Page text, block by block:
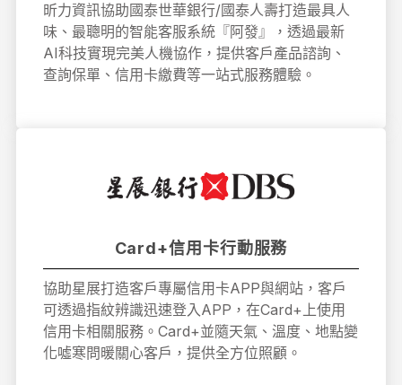
昕力資訊協助國泰世華銀行/國泰人壽打造最具人
味、最聰明的智能客服系統『阿發』，透過最新
AI科技實現完美人機協作，提供客戶產品諮詢、
查詢保單、信用卡繳費等一站式服務體驗。
Card+信用卡行動服務
協助星展打造客戶專屬信用卡APP與網站，客戶
可透過指紋辨識迅速登入APP，在Card+上使用
信用卡相關服務。Card+並隨天氣、溫度、地點變
化噓寒問暖關心客戶，提供全方位照顧。